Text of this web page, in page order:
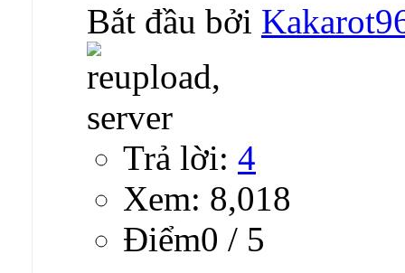
Bắt đầu bởi
Trả lời: 4
Xem: 8,018
Ðiểm0 / 5